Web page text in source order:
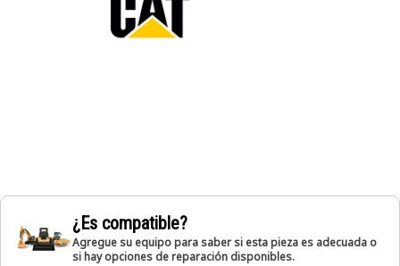
¿Es compatible?
Agregue su equipo para saber si esta pieza es adecuada o
si hay opciones de reparación disponibles.